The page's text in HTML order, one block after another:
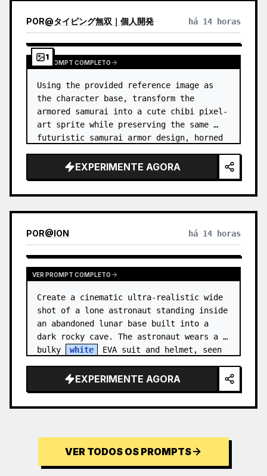
POR@タイピング無双｜個人開発 há 14 horas
1
VER PROMPT COMPLETO
Using the provided reference image as
the character base, transform the
armored samurai into a cute chibi pixel-
art sprite while preserving the same
futuristic samurai armor design, horned
accents, glowing cyan energy details,…
EXPERIMENTE AGORA
POR@ION há 14 horas
VER PROMPT COMPLETO
Create a cinematic ultra-realistic wide
shot of a lone astronaut standing inside
an abandoned lunar base built into a
dark rocky cave. The astronaut wears a
bulky
white
EVA suit and helmet, seen
EXPERIMENTE AGORA
VER TODOS OS PROMPTS